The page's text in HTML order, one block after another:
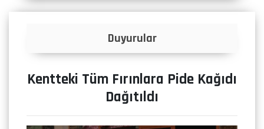
Kentteki Tüm Fırınlara Pide Kağıdı
Dağıtıldı